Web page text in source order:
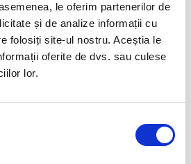
le oferim partenerilor de
și de analize informații cu
folosiți site-ul nostru. Aceștia le
oferite de dvs. sau culese
lor.
sotului meu